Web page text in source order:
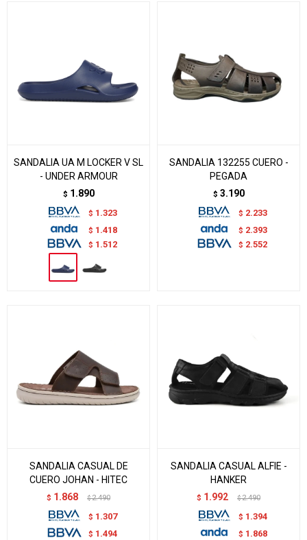
SANDALIA UA M LOCKER V SL
- UNDER ARMOUR
$ 1.890
$ 1.323
$ 1.418
$ 1.512
SANDALIA 132255 CUERO -
PEGADA
$ 3.190
$ 2.233
$ 2.393
$ 2.552
SANDALIA CASUAL DE
CUERO JOHAN - HITEC
$ 1.868 $ 2.490
$ 1.307
$ 1.494
SANDALIA CASUAL ALFIE -
HANKER
$ 1.992 $ 2.490
$ 1.394
$ 1.868